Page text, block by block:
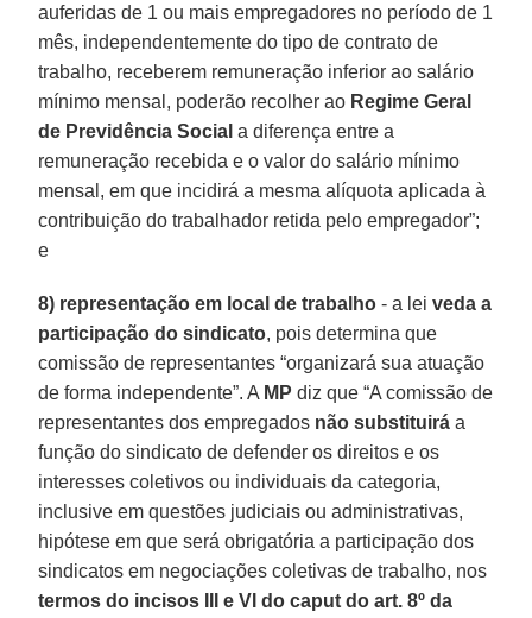
auferidas de 1 ou mais empregadores no período de 1
mês, independentemente do tipo de contrato de
trabalho, receberem remuneração inferior ao salário
mínimo mensal, poderão recolher ao Regime Geral
de Previdência Social a diferença entre a
remuneração recebida e o valor do salário mínimo
mensal, em que incidirá a mesma alíquota aplicada à
contribuição do trabalhador retida pelo empregador”;
e
8) representação em local de trabalho - a leiveda a
participação do sindicato, pois determina que
comissão de representantes “organizará sua atuação
de forma independente”. A MP diz que “A comissão de
representantes dos empregados não substituirá a
função do sindicato de defender os direitos e os
interesses coletivos ou individuais da categoria,
inclusive em questões judiciais ou administrativas,
hipótese em que será obrigatória a participação dos
sindicatos em negociações coletivas de trabalho, nos
termos do incisos III e VI do caput do art. 8º da